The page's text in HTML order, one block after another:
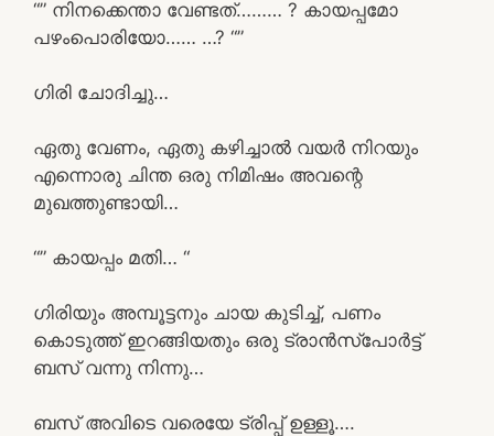
“” നിനക്കെന്താ വേണ്ടത്……… ? കായപ്പമോ
പഴംപൊരിയോ…… …? “”
ഗിരി ചോദിച്ചു…
ഏതു വേണം, ഏതു കഴിച്ചാൽ വയർ നിറയും
എന്നൊരു ചിന്ത ഒരു നിമിഷം അവന്റെ
മുഖത്തുണ്ടായി…
“” കായപ്പം മതി… “
ഗിരിയും അമ്പൂട്ടനും ചായ കുടിച്ച്, പണം
കൊടുത്ത് ഇറങ്ങിയതും ഒരു ട്രാൻസ്പോർട്ട്
ബസ് വന്നു നിന്നു…
ബസ് അവിടെ വരെയേ ട്രിപ്പ് ഉള്ളൂ….